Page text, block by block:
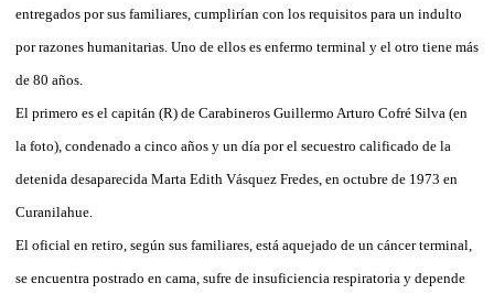
entregados por sus familiares, cumplirían con los requisitos para un indulto
por razones humanitarias. Uno de ellos es enfermo terminal y el otro tiene más
de 80 años.
El primero es el capitán (R) de Carabineros Guillermo Arturo Cofré Silva (en
la foto), condenado a cinco años y un día por el secuestro calificado de la
detenida desaparecida Marta Edith Vásquez Fredes, en octubre de 1973 en
Curanilahue.
El oficial en retiro, según sus familiares, está aquejado de un cáncer terminal,
se encuentra postrado en cama, sufre de insuficiencia respiratoria y depende